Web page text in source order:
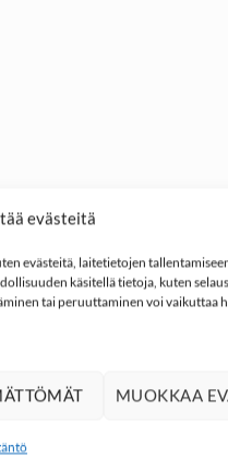
evästeitä
evästeitä, laitetietojen
käsitellä tietoja, kuten
tai peruuttaminen voi vaikuttaa
MUOKKAA